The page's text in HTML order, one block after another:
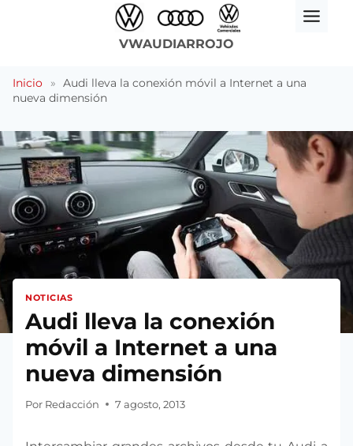
VWAUDIARROJO
Inicio » Audi lleva la conexión móvil a Internet a una
nueva dimensión
NOTICIAS
Audi lleva la conexión
móvil a Internet a una
nueva dimensión
Por Redacción 7 agosto, 2013